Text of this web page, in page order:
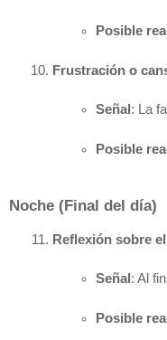
Posible
Frustración o
Señal : La
Posible
Noche (Final del día)
Reflexión sobre
Señal : Al
Posible